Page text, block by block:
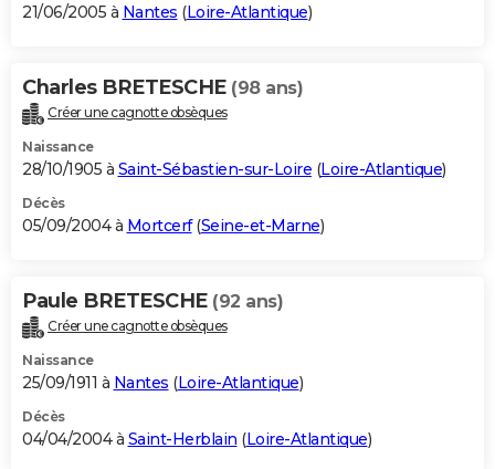
21/06/2005 à Nantes (Loire-Atlantique)
Charles BRETESCHE (98 ans)
Créer une cagnotte obsèques
Naissance
28/10/1905 à Saint-Sébastien-sur-Loire (Loire-Atlantique)
Décès
05/09/2004 à Mortcerf(Seine-et-Marne)
Paule BRETESCHE (92 ans)
Créer une cagnotte obsèques
Naissance
25/09/1911 à Nantes (Loire-Atlantique)
Décès
04/04/2004 à Saint-Herblain (Loire-Atlantique)